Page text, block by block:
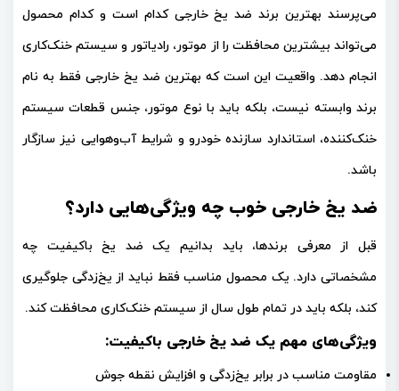
می‌پرسند بهترین برند ضد یخ خارجی کدام است و کدام محصول
می‌تواند بیشترین محافظت را از موتور، رادیاتور و سیستم خنک‌کاری
انجام دهد. واقعیت این است که بهترین ضد یخ خارجی فقط به نام
برند وابسته نیست، بلکه باید با نوع موتور، جنس قطعات سیستم
خنک‌کننده، استاندارد سازنده خودرو و شرایط آب‌وهوایی نیز سازگار
باشد.
ضد یخ خارجی خوب چه ویژگی‌هایی دارد؟
قبل از معرفی برندها، باید بدانیم یک ضد یخ باکیفیت چه
مشخصاتی دارد. یک محصول مناسب فقط نباید از یخ‌زدگی جلوگیری
کند، بلکه باید در تمام طول سال از سیستم خنک‌کاری محافظت کند.
ویژگی‌های مهم یک ضد یخ خارجی باکیفیت:
مقاومت مناسب در برابر یخ‌زدگی و افزایش نقطه جوش